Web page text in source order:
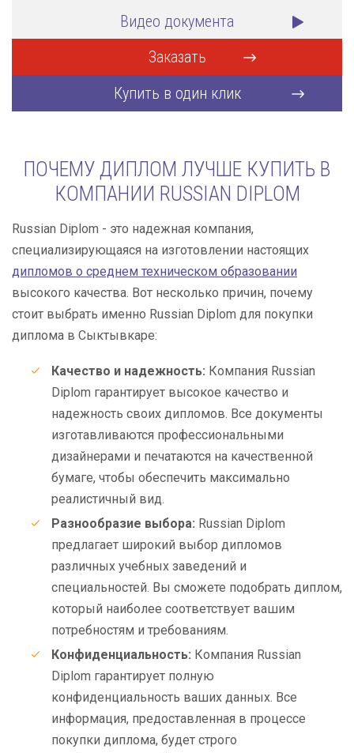
Видео документа
Заказать
Купить в один клик
ПОЧЕМУ ДИПЛОМ ЛУЧШЕ КУПИТЬ В
КОМПАНИИ RUSSIAN DIPLOM
Russian Diplom - это надежная компания,
специализирующаяся на изготовлении настоящих
дипломов о среднем техническом образовании
высокого качества. Вот несколько причин, почему
стоит выбрать именно Russian Diplom для покупки
диплома в Сыктывкаре:
Качество и надежность: Компания Russian
Diplom гарантирует высокое качество и
надежность своих дипломов. Все документы
изготавливаются профессиональными
дизайнерами и печатаются на качественной
бумаге, чтобы обеспечить максимально
реалистичный вид.
Разнообразие выбора: Russian Diplom
предлагает широкий выбор дипломов
различных учебных заведений и
специальностей. Вы сможете подобрать диплом,
который наиболее соответствует вашим
потребностям и требованиям.
Конфиденциальность: Компания Russian
Diplom гарантирует полную
конфиденциальность ваших данных. Все
информация, предоставленная в процессе
покупки диплома, будет строго